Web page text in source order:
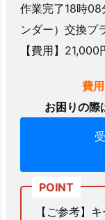
1.
5.
2.
本
ス
タ
ー
メ
作業完了18時08
ンダー）交換プ
【費用】21,000
費
お困りの際
【ご参考】